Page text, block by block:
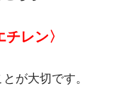
チレン〉
が大切です。